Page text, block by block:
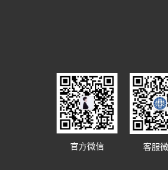
客服
官方微信